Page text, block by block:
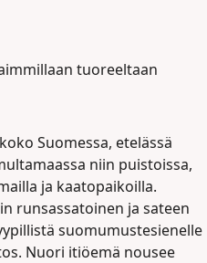
tuoreeltaan
Suomessa, etelässä
niin puistoissa,
ja kaatopaikoilla.
runsassatoinen ja sateen
suomumustesienelle
Nuori itiöemä nousee